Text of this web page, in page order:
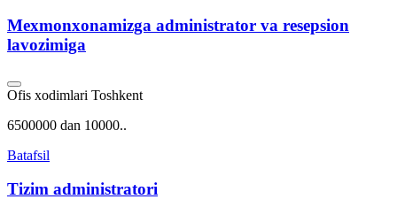
Mexmonxonamizga administrator va resepsion
lavozimiga
Ofis xodimlari Toshkent
6500000 dan 10000..
Batafsil
Tizim administratori